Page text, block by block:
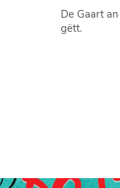
De Gaart
gëtt.